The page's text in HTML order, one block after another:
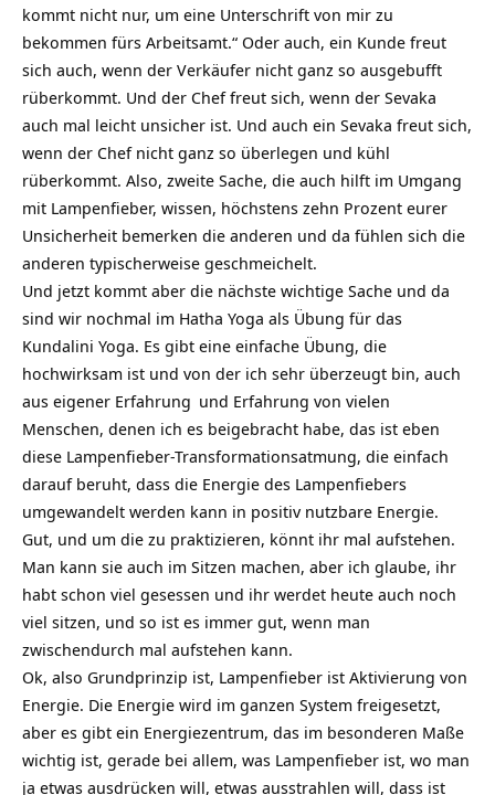
kommt nicht nur, um eine Unterschrift von mir zu
bekommen fürs Arbeitsamt.“ Oder auch, ein Kunde freut
sich auch, wenn der Verkäufer nicht ganz so ausgebufft
rüberkommt. Und der Chef freut sich, wenn der Sevaka
auch mal leicht unsicher ist. Und auch ein Sevaka freut sich,
wenn der Chef nicht ganz so überlegen und kühl
rüberkommt. Also, zweite Sache, die auch hilft im Umgang
mit Lampenfieber, wissen, höchstens zehn Prozent eurer
Unsicherheit bemerken die anderen und da fühlen sich die
anderen typischerweise geschmeichelt.
Und jetzt kommt aber die nächste wichtige Sache und da
sind wir nochmal im Hatha Yoga als Übung für das
Kundalini Yoga. Es gibt eine einfache Übung, die
hochwirksam ist und von der ich sehr überzeugt bin, auch
aus eigener Erfahrung und Erfahrung von vielen
Menschen, denen ich es beigebracht habe, das ist eben
diese Lampenfieber-Transformationsatmung, die einfach
darauf beruht, dass die Energie des Lampenfiebers
umgewandelt werden kann in positiv nutzbare Energie.
Gut, und um die zu praktizieren, könnt ihr mal aufstehen.
Man kann sie auch im Sitzen machen, aber ich glaube, ihr
habt schon viel gesessen und ihr werdet heute auch noch
viel sitzen, und so ist es immer gut, wenn man
zwischendurch mal aufstehen kann.
Ok, also Grundprinzip ist, Lampenfieber ist Aktivierung von
Energie. Die Energie wird im ganzen System freigesetzt,
aber es gibt ein Energiezentrum, das im besonderen Maße
wichtig ist, gerade bei allem, was Lampenfieber ist, wo man
ja etwas ausdrücken will, etwas ausstrahlen will, dass ist